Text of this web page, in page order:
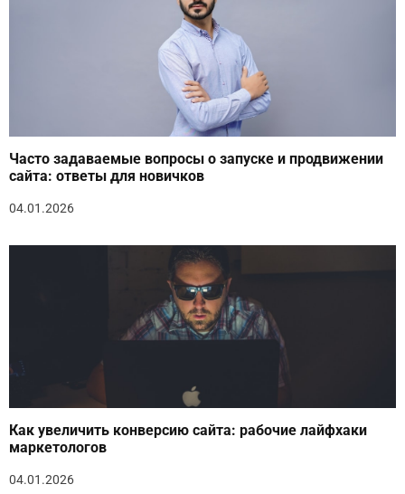
Часто задаваемые вопросы о запуске и продвижении
сайта: ответы для новичков
04.01.2026
Как увеличить конверсию сайта: рабочие лайфхаки
маркетологов
04.01.2026